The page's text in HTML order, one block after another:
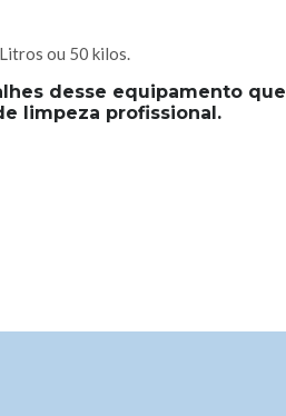
ou 50 kilos.
desse equipamento que
limpeza profissional.